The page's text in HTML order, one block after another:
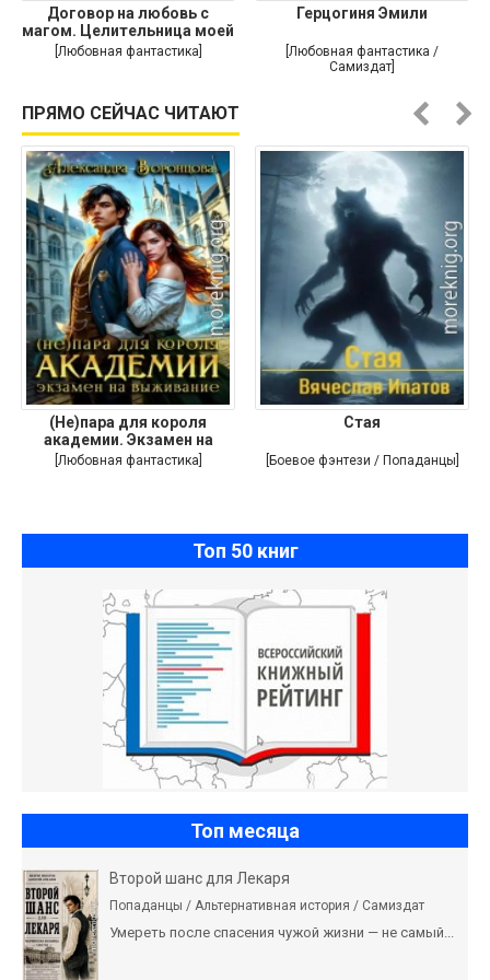
Договор на любовь с
магом. Целительница моей
души
[Любовная фантастика]
Герцогиня Эмили
[Любовная фантастика /
Самиздат]
ПРЯМО СЕЙЧАС ЧИТАЮТ
(Не)пара для короля
академии. Экзамен на
выживание
[Любовная фантастика]
Стая
[Боевое фэнтези / Попаданцы]
Топ 50 книг
Топ месяца
Второй шанс для Лекаря
Попаданцы / Альтернативная история / Самиздат
Умереть после спасения чужой жизни — не самый...